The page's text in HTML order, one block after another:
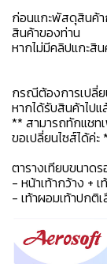
ก่อนแกะพัสดุสินค้
สินค้าของท่าน
หากไม่มีคลิปแกะสิ
กรณีต้องการเปลี่
หากได้รับสินค้าไป
** สามารถทักแชท
ขอเปลี่ยนไซส์ได้ค่ะ
ตารางเทียบขนาด
- หน้าเท้ากว้าง +
- เท้าผอมเท้าปกติ